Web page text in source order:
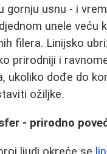
gornju usnu - i
unele veću
filera. Linijsko
prirodniji i
ukoliko dođe do
ožiljke.
- prirodno
ljudi okreće se